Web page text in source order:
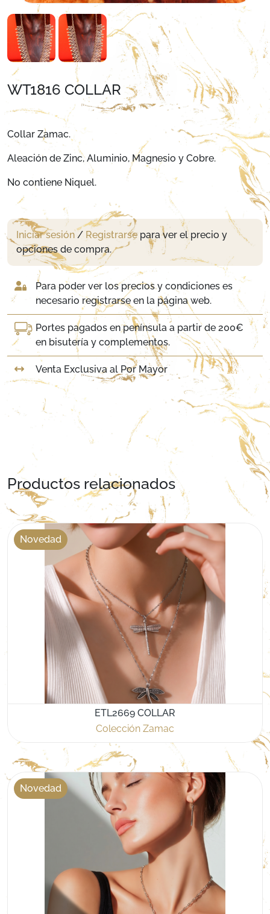
WT1816 COLLAR
Collar Zamac.
Aleación de Zinc, Aluminio, Magnesio y Cobre.
No contiene Niquel.
Iniciar sesión/ Registrarse para ver el precio y
opciones de compra.
Para poder ver los precios y condiciones es
necesario registrarse en la página web.
Portes pagados en península a partir de 200€
en bisutería y complementos.
Venta Exclusiva al Por Mayor
Productos relacionados
Novedad
ETL2669 COLLAR
Colección Zamac
Novedad